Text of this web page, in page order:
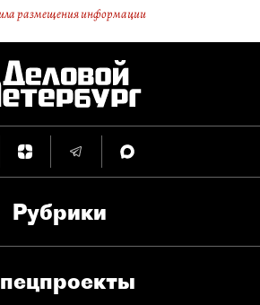
размещения информации
Рубрики